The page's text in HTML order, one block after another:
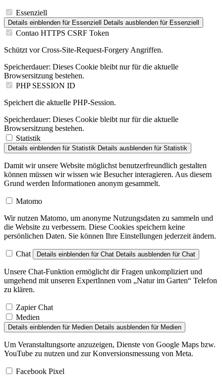
Essenziell
Details einblenden für Essenziell Details ausblenden für Essenziell
Contao HTTPS CSRF Token
Schützt vor Cross-Site-Request-Forgery Angriffen.
Speicherdauer: Dieses Cookie bleibt nur für die aktuelle
Browsersitzung bestehen.
PHP SESSION ID
Speichert die aktuelle PHP-Session.
Speicherdauer: Dieses Cookie bleibt nur für die aktuelle
Browsersitzung bestehen.
Statistik
Details einblenden für Statistik Details ausblenden für Statistik
Damit wir unsere Website möglichst benutzerfreundlich gestalten
können müssen wir wissen wie Besucher interagieren. Aus diesem
Grund werden Informationen anonym gesammelt.
Matomo
Wir nutzen Matomo, um anonyme Nutzungsdaten zu sammeln und
die Website zu verbessern. Diese Cookies speichern keine
persönlichen Daten. Sie können Ihre Einstellungen jederzeit ändern.
Chat Details einblenden für Chat Details ausblenden für Chat
Unsere Chat-Funktion ermöglicht dir Fragen unkompliziert und
umgehend mit unseren ExpertInnen vom „Natur im Garten“ Telefon
zu klären.
Zapier Chat
Medien
Details einblenden für Medien Details ausblenden für Medien
Um Veranstaltungsorte anzuzeigen, Dienste von Google Maps bzw.
YouTube zu nutzen und zur Konversionsmessung von Meta.
Facebook Pixel